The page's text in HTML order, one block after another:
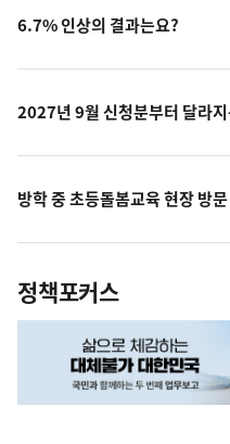
6.7% 인상의 결과는요?
2027년 9월 신청분부터 달라
방학 중 초등돌봄교육 현장 방문
정책포커스